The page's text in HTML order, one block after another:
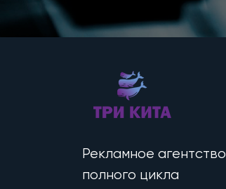
Рекламное агентство
полного цикла